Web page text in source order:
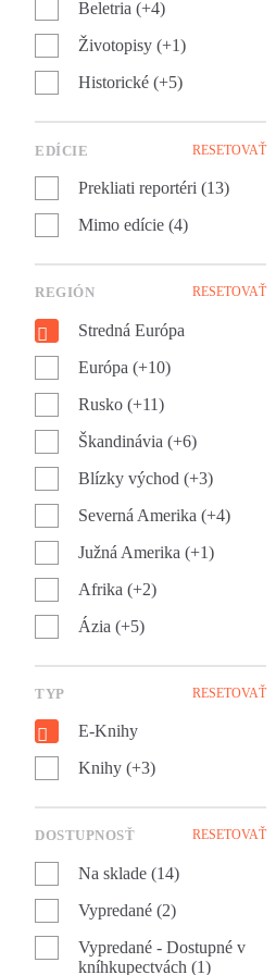
Beletria (+4)
Životopisy (+1)
Historické (+5)
EDÍCIE RESETOVAŤ
Prekliati reportéri (13)
Mimo edície (4)
REGIÓN RESETOVAŤ
Stredná Európa
Európa (+10)
Rusko (+11)
Škandinávia (+6)
Blízky východ (+3)
Severná Amerika (+4)
Južná Amerika (+1)
Afrika (+2)
Ázia (+5)
TYP RESETOVAŤ
E-Knihy
Knihy (+3)
DOSTUPNOSŤ RESETOVAŤ
Na sklade (14)
Vypredané (2)
Vypredané - Dostupné v
kníhkupectvách (1)